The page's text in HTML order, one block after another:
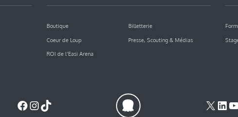
Boutique
Billetterie
Coeur de Loup
Presse, Scouting & Médias
ROI de l’Easi Arena
Facebook
Instagram
TikTok X